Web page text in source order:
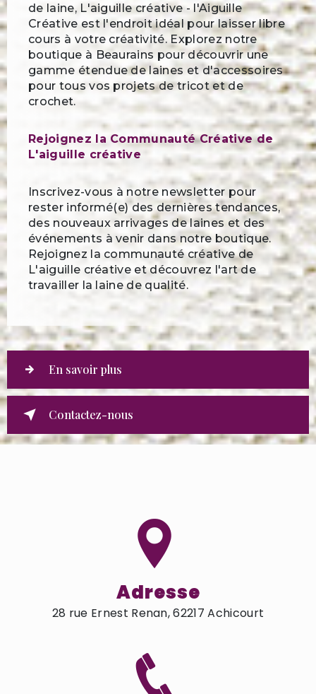
de laine, L'aiguille créative - l'Aiguille
Créative est l'endroit idéal pour laisser libre
cours à votre créativité. Explorez notre
boutique à Beaurains pour découvrir une
gamme étendue de laines et d'accessoires
pour tous vos projets de tricot et de
crochet.
Rejoignez la Communauté Créative de
L'aiguille créative
Inscrivez-vous à notre newsletter pour
rester informé(e) des dernières tendances,
des nouveaux arrivages de laines et des
événements à venir dans notre boutique.
Rejoignez la communauté créative de
L'aiguille créative et découvrez l'art de
travailler la laine de qualité.
En savoir plus
Contactez-nous
Adresse
28 rue Ernest Renan, 62217 Achicourt